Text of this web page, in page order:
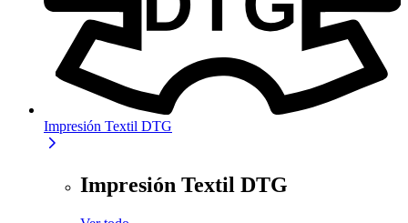
Impresión Textil DTG
Impresión Textil DTG